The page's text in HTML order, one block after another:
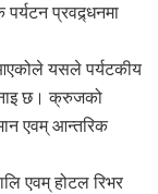
प्रवद्र्धनमा
यसले पर्यटकीय
छ। क्रुजको
एवम् आन्तरिक
एवम् होटल रिभर